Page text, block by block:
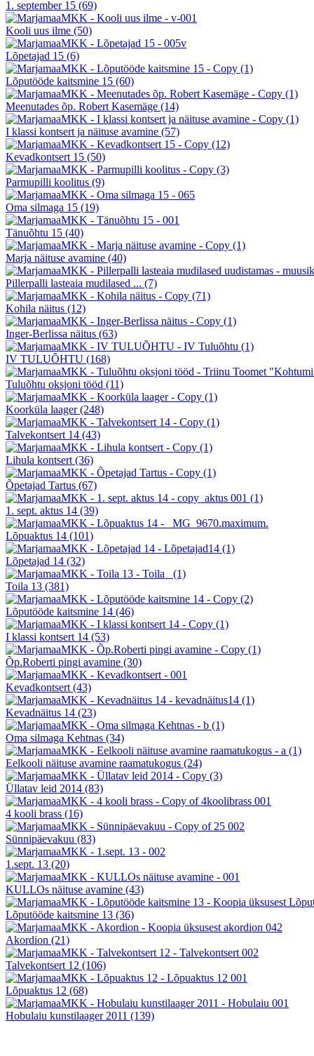
1. september 15 (69)
Kooli uus ilme (50)
Lõpetajad 15 (6)
Lõputööde kaitsmine 15 (60)
Meenutades õp. Robert Kasemäge (14)
I klassi kontsert ja näituse avamine (57)
Kevadkontsert 15 (50)
Parmupilli koolitus (9)
Oma silmaga 15 (19)
Tänuõhtu 15 (40)
Marja näituse avamine (40)
Pillerpalli lasteaia mudilased ... (7)
Kohila näitus (12)
Inger-Berlissa näitus (63)
IV TULUÕHTU (168)
Tuluõhtu oksjoni tööd (11)
Koorküla laager(248)
Talvekontsert 14 (43)
Lihula kontsert (36)
Õpetajad Tartus (67)
1. sept. aktus 14 (39)
Lõpuaktus 14 (101)
Lõpetajad 14 (32)
Toila 13 (381)
Lõputööde kaitsmine 14 (46)
I klassi kontsert 14 (53)
Õp.Roberti pingi avamine (30)
Kevadkontsert (43)
Kevadnäitus 14 (23)
Oma silmaga Kehtnas (34)
Eelkooli näituse avamine raamatukogus (24)
Üllatav leid 2014 (83)
4 kooli brass (16)
Sünnipäevakuu (83)
1.sept. 13 (20)
KULLOs näituse avamine (43)
Lõputööde kaitsmine 13 (36)
Akordion (21)
Talvekontsert 12 (106)
Lõpuaktus 12 (68)
Hobulaiu kunstilaager 2011 (139)